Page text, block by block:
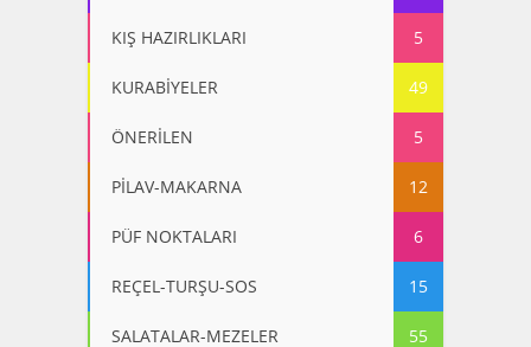
KIŞ HAZIRLIKLARI 5
KURABİYELER 49
ÖNERİLEN 5
PİLAV-MAKARNA 12
PÜF NOKTALARI 6
REÇEL-TURŞU-SOS 15
SALATALAR-MEZELER 55